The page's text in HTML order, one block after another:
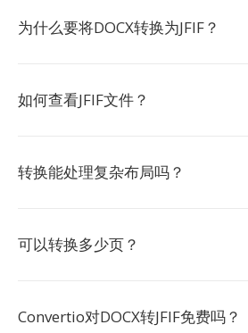
为什么要将DOCX转换为JFIF？
如何查看JFIF文件？
转换能处理复杂布局吗？
可以转换多少页？
Convertio对DOCX转JFIF免费吗？